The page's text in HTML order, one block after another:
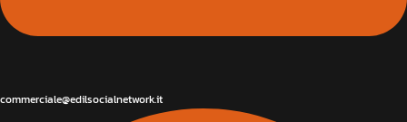
commerciale@edilsocialnetwork.it